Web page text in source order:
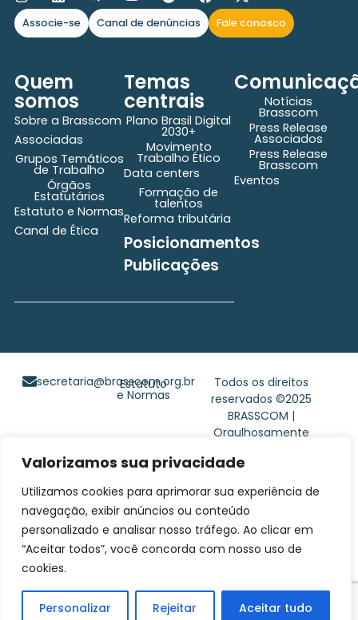
Valorizamos sua privacidade
Utilizamos cookies para aprimorar sua experiência de
navegação, exibir anúncios ou conteúdo
personalizado e analisar nosso tráfego. Ao clicar em
“Aceitar todos”, você concorda com nosso uso de
cookies.
Personalizar Rejeitar Aceitar tudo
Associe-se Canal de denúncias Fale conosco
Quem
somos
Sobre a Brasscom
Associadas
Grupos Temáticos
de Trabalho
Órgãos
Estatutários
Estatuto e Normas
Canal de Ética
Temas
centrais
Plano Brasil Digital
2030+
Movimento
Trabalho Ético
Data centers
Formação de
talentos
Reforma tributária
Posicionamentos
Publicações
Notícias
Brasscom
Press Release
Associados
Press Release
Brasscom
Eventos
Todos os direitos
reservados ©2025
BRASSCOM |
Orgulhosamente
Digital
secretaria@brasscom.org.br
Estatuto
e Normas